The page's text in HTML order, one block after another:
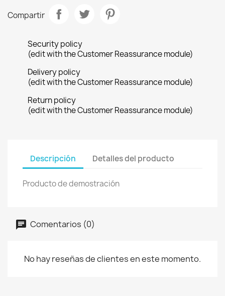
Compartir
Security policy
(edit with the Customer Reassurance module)
Delivery policy
(edit with the Customer Reassurance module)
Return policy
(edit with the Customer Reassurance module)
Descripción Detalles del producto
Producto de demostración
Comentarios (0)
No hay reseñas de clientes en este momento.